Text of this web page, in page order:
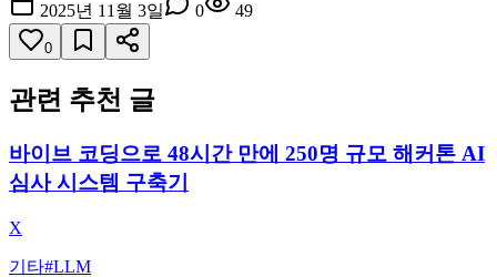
2025년 11월 3일
0 49
0
관련 추천 글
바이브 코딩으로 48시간 만에 250명 규모 해커톤 AI
심사 시스템 구축기
X
기타#LLM